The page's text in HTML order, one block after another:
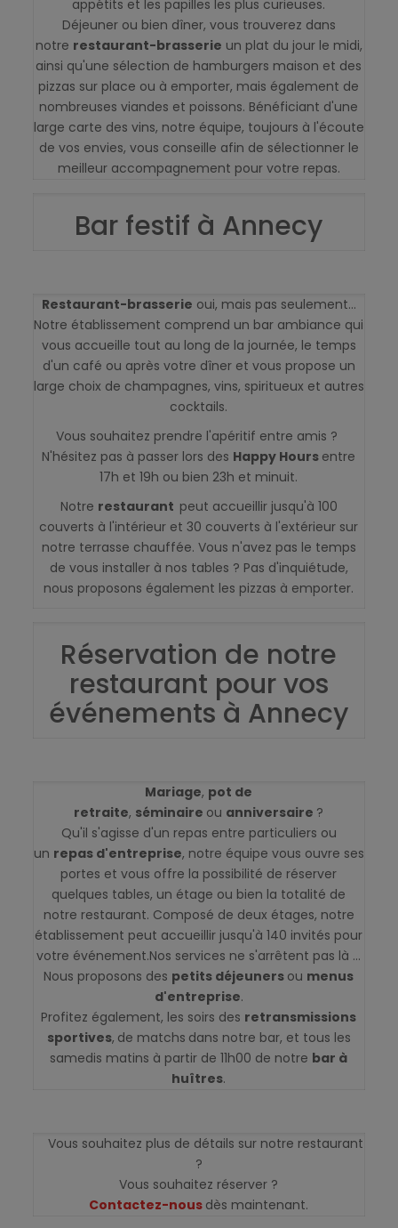
appétits et les papilles les plus curieuses.
Déjeuner ou bien dîner, vous trouverez dans
notre restaurant-brasserie un plat du jour le midi,
ainsi qu'une sélection de hamburgers maison et des
pizzas sur place ou à emporter, mais également de
nombreuses viandes et poissons. Bénéficiant d'une
large carte des vins, notre équipe, toujours à l'écoute
de vos envies, vous conseille afin de sélectionner le
meilleur accompagnement pour votre repas.
Bar festif à Annecy
Restaurant-brasserie oui, mais pas seulement...
Notre établissement comprend un bar ambiance qui
vous accueille tout au long de la journée, le temps
d'un café ou après votre dîner et vous propose un
large choix de champagnes, vins, spiritueux et autres
cocktails.
Vous souhaitez prendre l'apéritif entre amis ?
N'hésitez pas à passer lors des Happy Hours entre
17h et 19h ou bien 23h et minuit.
Notre restaurant peut accueillir jusqu'à 100
couverts à l'intérieur et 30 couverts à l'extérieur sur
notre terrasse chauffée. Vous n'avez pas le temps
de vous installer à nos tables ? Pas d'inquiétude,
nous proposons également les pizzas à emporter.
Réservation de notre
restaurant pour vos
événements à Annecy
Mariage, pot de
retraite, séminaire ou anniversaire ?
Qu'il s'agisse d'un repas entre particuliers ou
un repas d'entreprise, notre équipe vous ouvre ses
portes et vous offre la possibilité de réserver
quelques tables, un étage ou bien la totalité de
notre restaurant. Composé de deux étages, notre
établissement peut accueillir jusqu'à 140 invités pour
votre événement.Nos services ne s'arrêtent pas là ...
Nous proposons des petits déjeuners ou menus
d'entreprise.
Profitez également, les soirs des retransmissions
sportives, de matchs dans notre bar, et tous les
samedis matins à partir de 11h00 de notre bar à
huîtres.
Vous souhaitez plus de détails sur notre restaurant
?
Vous souhaitez réserver ?
Contactez-nous dès maintenant.